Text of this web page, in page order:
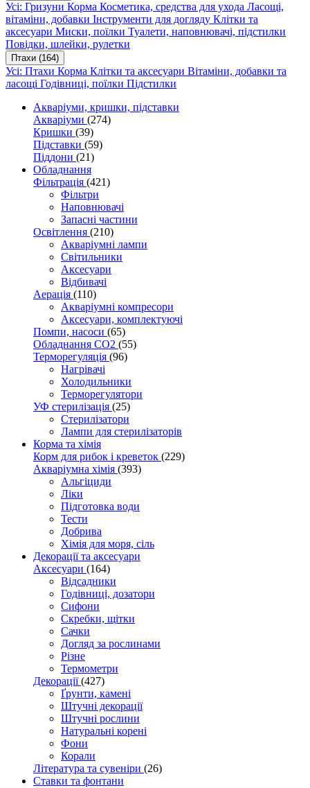
Усі: Гризуни Корма Косметика, средства для ухода Ласощі,
вітаміни, добавки Інструменти для догляду Клітки та
аксесуари Миски, поїлки Туалети, наповнювачі, підстилки
Повідки, шлейки, рулетки
Птахи (164)
Усі: Птахи Корма Клітки та аксесуари Вітаміни, добавки та
ласощі Годівниці, поїлки Підстилки
Акваріуми, кришки, підставки
Акваріуми (274)
Кришки (39)
Підставки (59)
Піддони (21)
Обладнання
Фільтрація (421)
Фільтри
Наповнювачі
Запасні частини
Освітлення (210)
Акваріумні лампи
Світильники
Аксесуари
Відбивачі
Аерація (110)
Акваріумні компресори
Аксесуари, комплектуючі
Помпи, насоси (65)
Обладнання CO2 (55)
Терморегуляція (96)
Нагрівачі
Холодильники
Терморегулятори
УФ стерилізація (25)
Стерилізатори
Лампи для стерилізаторів
Корма та хімія
Корм для рибок і креветок (229)
Акваріумна хімія (393)
Альгіциди
Ліки
Підготовка води
Тести
Добрива
Хімія для моря, сіль
Декорації та аксесуари
Аксесуари (164)
Відсадники
Годівниці, дозатори
Сифони
Скребки, щітки
Сачки
Догляд за рослинами
Різне
Термометри
Декорації(427)
Ґрунти, камені
Штучні декорації
Штучні рослини
Натуральні корені
Фони
Корали
Література та сувеніри (26)
Ставки та фонтани